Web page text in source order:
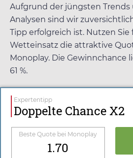
Aufgrund der jüngsten Trends
Analysen sind wir
Tipp erfolgreich ist. Nutzen Sie
Wetteinsatz die attraktive
Monoplay. Die Gewinnchance
61 %.
Expertentipp
Doppelte Chance X2
Beste Quote bei Monoplay
1.70